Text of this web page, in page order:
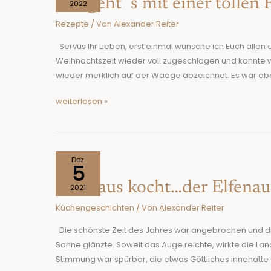
2022
Los geht´s mit einer tollen
Rezepte / Von Alexander Reiter
Servus Ihr Lieben, erst einmal wünsche ich Euch
Weihnachtszeit wieder voll zugeschlagen und konnte
wieder merklich auf der Waage abzeichnet. Es war
tollen
Rolle!
Veganuary
weiterlesen »
Dez.
5
2021
Nikolaus kocht…der
Küchengeschichten / Von Alexander Reiter
Die schönste Zeit des Jahres war angebrochen und
Sonne glänzte. Soweit das Auge reichte, wirkte die
Stimmung war spürbar, die etwas Göttliches
Nikolaus
kocht…